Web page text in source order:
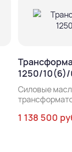
1250/
Силовые
1 138 500